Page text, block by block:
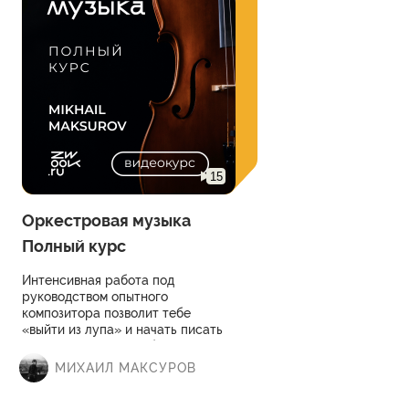
15
Оркестровая музыка
Полный курс
Интенсивная работа под
руководством опытного
композитора позволит тебе
«выйти из лупа» и начать писать
применением всех основных
композиторских техник
МИХАИЛ МАКСУРОВ